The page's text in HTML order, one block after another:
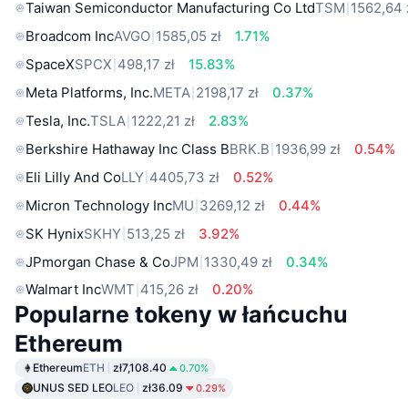
Taiwan Semiconductor Manufacturing Co LtdTSM 1562,64
Broadcom IncAVGO 1585,05 zł
1.71%
SpaceXSPCX 498,17 zł
15.83%
Meta Platforms, Inc.META 2198,17 zł
0.37%
Tesla, Inc.TSLA 1222,21 zł
2.83%
Berkshire Hathaway Inc Class BBRK.B 1936,99 zł
0.54%
Eli Lilly And CoLLY 4405,73 zł
0.52%
Micron Technology IncMU 3269,12 zł
0.44%
SK HynixSKHY 513,25 zł
3.92%
JPmorgan Chase & CoJPM 1330,49 zł
0.34%
Walmart IncWMT 415,26 zł 0.20%
Popularne tokeny w łańcuchu
Ethereum
EthereumETH zł7,108.40 0.70%
UNUS SED LEOLEO zł36.09 0.29%